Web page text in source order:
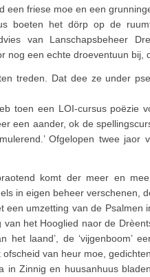
een friese moe en een
boeten het dörp op de
van Lanschapsbeheer
nog een echte droeventuun
treden. Dat dee ze under
toen een LOI-cursus poëzie
een aander, ok de
Ofgelopen twee
komt der meer en
in eigen beheer verschenen,
umzetting van de
het Hooglied naor de
het laand’, de
van heur moe,
in Zinnig en huusanhuus